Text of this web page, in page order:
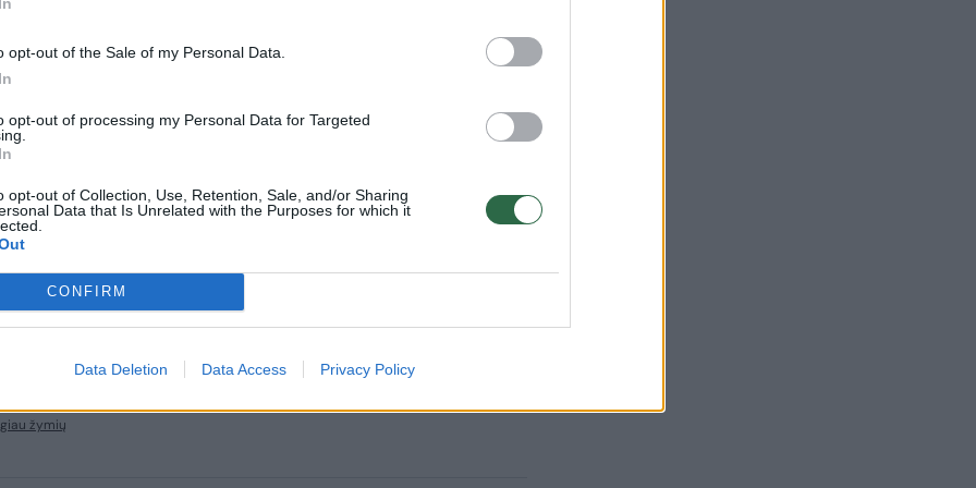
opt-out of the Sale of my Personal Data.
opt-out of processing my Personal Data for Targeted
opt-out of Collection, Use, Retention, Sale, and/or Sharing
Data that Is Unrelated with the Purposes for which it
CONFIRM
Data Deletion Data Access Privacy Policy
kantrybė: prabilo
pagrindinio
evakuacinio kelio iš
miesto
įsikūrusiems
gali būti pradėtas
tvarkyti kelias, kuriuo
žymių